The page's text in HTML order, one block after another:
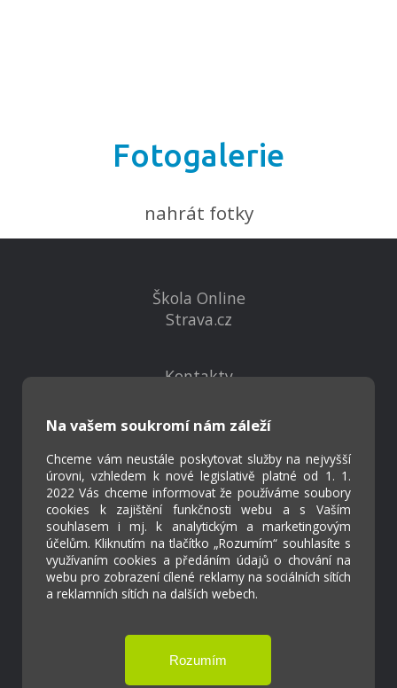
Fotogalerie
nahrát fotky
Na vašem soukromí nám záleží
Chceme vám neustále poskytovat služby na nejvyšší
úrovni, vzhledem k nové legislativě platné od 1. 1.
2022 Vás chceme informovat že používáme soubory
cookies k zajištění funkčnosti webu a s Vaším
souhlasem i mj. k analytickým a marketingovým
účelům. Kliknutím na tlačítko „Rozumím“ souhlasíte s
využívaním cookies a předáním údajů o chování na
webu pro zobrazení cílené reklamy na sociálních sítích
a reklamních sítích na dalších webech.
Škola Online
Strava.cz
Kontakty
Virtuální prohlídka
Cookies
Přístupnost
Přihlášení
Základní škola a Mateřská škola Ostrožská
Lhota